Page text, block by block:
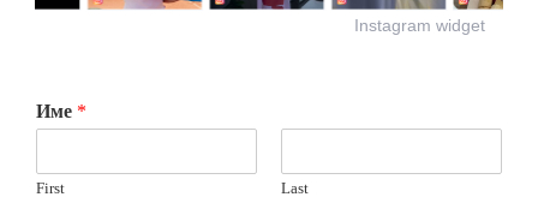
Instagram widget
Име *
First Last